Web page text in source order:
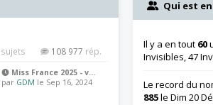
108 977
Miss France 2025 - v…
par GDM le Sep 16, 2024
Qui est
Il y a en tout 60
Invisibles, 47
Le record du
885le Dim 20